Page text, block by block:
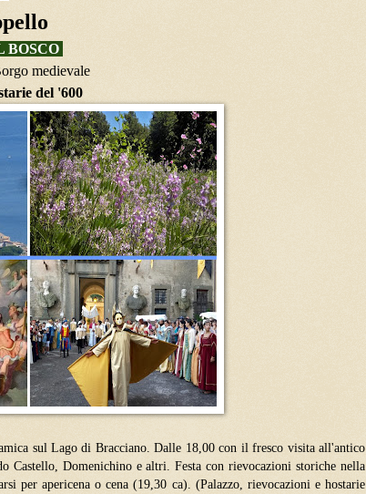
BOSCO
medievale
del '600
sul Lago di Bracciano. Dalle 18,00 con il fresco visita all'antico
Castello, Domenichino e altri. Festa con rievocazioni storiche nella
per apericena o cena (19,30 ca). (Palazzo, rievocazioni e hostarie